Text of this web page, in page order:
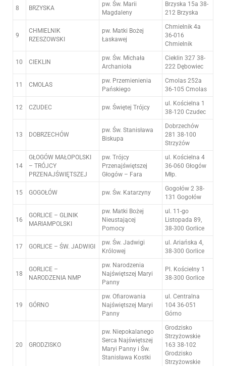
8 BRZYSKA
pw. Św. Marii
Magdaleny
Brzyska 15a 38-
212 Brzyska
9
CHMIELNIK
RZESZOWSKI
pw. Matki Bożej
Łaskawej
Chmielnik 4a
36-016
Chmielnik
10 CIEKLIN
pw. Św. Michała
Archanioła
Cieklin 327 38-
222 Dębowiec
11 CMOLAS
pw. Przemienienia
Pańskiego
Cmolas 252a
36-105 Cmolas
12 CZUDEC pw. Świętej Trójcy
ul. Kościelna 1
38-120 Czudec
13 DOBRZECHÓW
pw. Św. Stanisława
Biskupa
Dobrzechów
281 38-100
Strzyżów
14
GŁOGÓW MAŁOPOLSKI
– TRÓJCY
PRZENAJŚWIĘTSZEJ
pw. Trójcy
Przenajświętszej
Głogów – Fara
ul. Kościelna 4
36-060 Głogów
Młp.
15 GOGOŁÓW pw. Św. Katarzyny
Gogołów 2 38-
131 Gogołów
16
GORLICE – GLINIK
MARIAMPOLSKI
pw. Matki Bożej
Nieustającej
Pomocy
ul. 11-go
Listopada 89,
38-300 Gorlice
17 GORLICE – ŚW. JADWIGI
pw. Św. Jadwigi
Królowej
ul. Ariańska 4,
38-300 Gorlice
18
GORLICE –
NARODZENIA NMP
pw. Narodzenia
Najświętszej Maryi
Panny
Pl. Kościelny 1
38-300 Gorlice
19 GÓRNO
pw. Ofiarowania
Najświętszej Maryi
Panny
ul. Centralna
104 36-051
Górno
20 GRODZISKO
pw. Niepokalanego
Serca Najświętszej
Maryi Panny i Św.
Stanisława Kostki
Grodzisko
Strzyżowskie
163 38-102
Grodzisko
Strzyżowskie